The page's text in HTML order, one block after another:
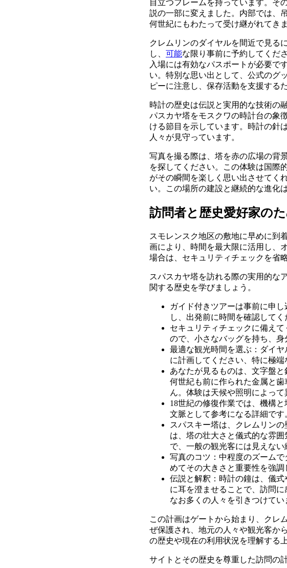
目立つフレームを持っています。そ
説の一部に変えました。内部では、
何世紀にもわたって受け継がれてきま
クレムリンのダイヤルを間近で見る
し、 可能な限り事前に予約してくだ
入場には有効なパスポートが必要で
い。特別な思い出として、公式のグ
ピーに注意し、保存活動を支援する
時計の歴史は伝説と実用的な技術の
パスカヤ塔をモスクワの時計台の象
ける節目を示しています。時計の針
人々が見守っています。
写真を撮る際は、塔を赤の広場の背
を探してください。この体験は国際
がその瞬間を楽しく思い出させてく
い。この場所の建設と継続的な進化
訪問者と歴史愛好家の
スモレンスク地区の敷地に早めに到
画により、時間を最大限に活用し、
場合は、セキュリティチェックを省
スパスカヤ塔を訪れる際の実用的な
関する歴史を学びましょう。
ガイド付きツアーは事前に申
し、出発前に時間を確認してく
セキュリティチェックに備え
ので、小さなバッグを持ち、身
最適な観光時間を選ぶ：ダイ
に計画してください、特に極
あなたが見るものは、文字盤
何世紀も前に作られた金属と
ん。体験は天候や照明によっ
18世紀の修復作業では、機構
文脈として参考になる詳細です
スパスキー塔は、クレムリン
は、塔の壮大さと儀式的な雰
で、一般の観光客には見えない
写真のコツ：中程度のズーム
めてその大きさと重要性を強調
伝説と解釈：時計の鐘は、儀
に耳を澄ませることで、訪問
なお多くの人々を引きつけてい
この計画はゲートから始まり、クレ
ぜ保護され、地元の人々や観光客か
の歴史や現在の利用状況を理解する
サイトとその歴史を尊重した訪問の